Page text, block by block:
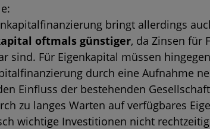
bringt allerdings
oftmals günstiger, da Zinsen für
sind. Für Eigenkapital müssen
durch eine Aufnahme
Einfluss der bestehenden
zu langes Warten auf verfügbares
wichtige Investitionen nicht